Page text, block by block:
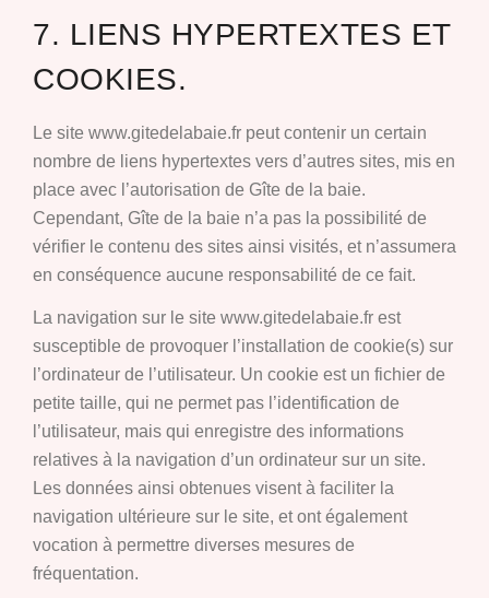
7. LIENS HYPERTEXTES ET
COOKIES.
Le site www.gitedelabaie.fr peut contenir un certain
nombre de liens hypertextes vers d’autres sites, mis en
place avec l’autorisation de Gîte de la baie.
Cependant, Gîte de la baie n’a pas la possibilité de
vérifier le contenu des sites ainsi visités, et n’assumera
en conséquence aucune responsabilité de ce fait.
La navigation sur le site www.gitedelabaie.fr est
susceptible de provoquer l’installation de cookie(s) sur
l’ordinateur de l’utilisateur. Un cookie est un fichier de
petite taille, qui ne permet pas l’identification de
l’utilisateur, mais qui enregistre des informations
relatives à la navigation d’un ordinateur sur un site.
Les données ainsi obtenues visent à faciliter la
navigation ultérieure sur le site, et ont également
vocation à permettre diverses mesures de
fréquentation.